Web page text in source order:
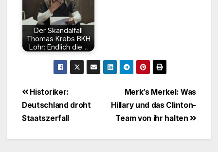
Der Skandalfall
Thomas Krebs BKH
Lohr: Endlich die…
BeitragsnavigationMerk’s Merkel: Was
Hillary und das Clinton-
Team von ihr halten
Historiker:
Deutschland droht
Staatszerfall